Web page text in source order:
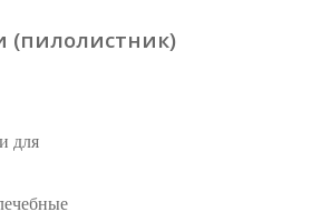
(пилолистник)